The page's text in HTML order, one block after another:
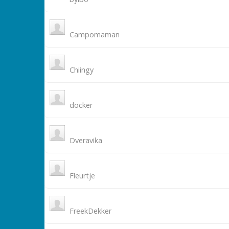
Campomaman
Chiingy
docker
Dveravika
Fleurtje
FreekDekker